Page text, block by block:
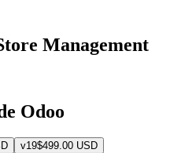
Management
Odoo
v19$499.00 USD